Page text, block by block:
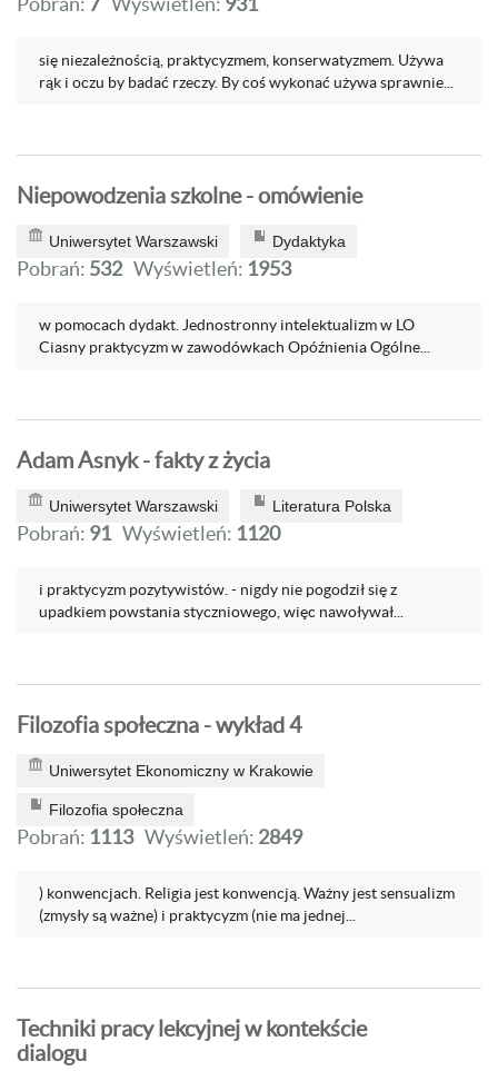
się niezależnością, praktycyzmem, konserwatyzmem. Używa
rąk i oczu by badać rzeczy. By coś wykonać używa sprawnie...
Niepowodzenia szkolne - omówienie
Uniwersytet Warszawski Dydaktyka
Pobrań: 532 Wyświetleń: 1953
w pomocach dydakt. Jednostronny intelektualizm w LO
Ciasny praktycyzm w zawodówkach Opóźnienia Ogólne...
Adam Asnyk - fakty z życia
Uniwersytet Warszawski Literatura Polska
Pobrań: 91 Wyświetleń: 1120
i praktycyzm pozytywistów. - nigdy nie pogodził się z
upadkiem powstania styczniowego, więc nawoływał...
Filozofia społeczna - wykład 4
Uniwersytet Ekonomiczny w Krakowie
Filozofia społeczna
Pobrań: 1113 Wyświetleń: 2849
) konwencjach. Religia jest konwencją. Ważny jest sensualizm
(zmysły są ważne) i praktycyzm (nie ma jednej...
Techniki pracy lekcyjnej w kontekście
dialogu